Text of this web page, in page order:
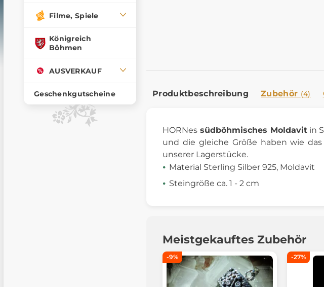
Filme, Spiele
Königreich
Böhmen
AUSVERKAUF
Geschenkgutscheine Produktbeschreibung Zubehör (4)
HORNes südböhmisches Moldavitin
und die gleiche Größe haben wie
unserer Lagerstücke.
Material Sterling Silber 925, Moldavit
Steingröße ca. 1 - 2 cm
Meistgekauftes Zubehör
-9% -27%